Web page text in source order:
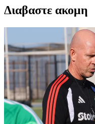
Διαβαστε ακομη